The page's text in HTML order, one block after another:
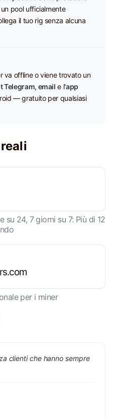
pool ufficialmente
il tuo rig senza alcuna
va offline o viene trovato un
Telegram, email e l'app
— gratuito per qualsiasi
24, 7 giorni su 7: Più di 12
per i miner
clienti che hanno sempre